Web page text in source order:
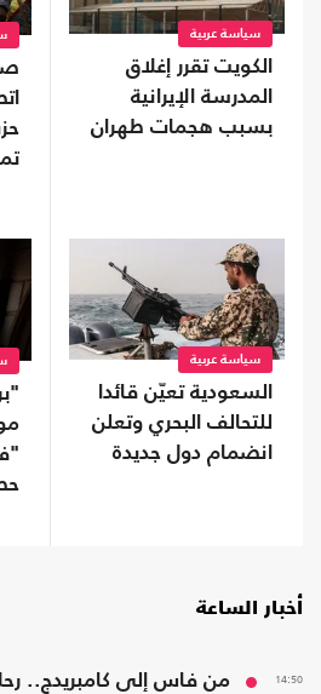
سياسة عربية
الكويت تقرر إغلاق
المدرسة الإيرانية
بسبب هجمات طهران
سياسة عربية
السعودية تعيّن قائدا
للتحالف البحري وتعلن
انضمام دول جديدة
أخبار الساعة
14:50
من فاس إلى كامبريدج..